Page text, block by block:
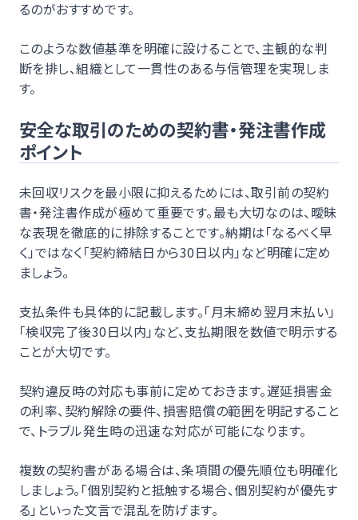
るのがおすすめです。
このような数値基準を明確に設けることで、主観的な判
断を排し、組織として一貫性のある与信管理を実現しま
す。
安全な取引のための契約書・発注書作成
ポイント
未回収リスクを最小限に抑えるためには、取引前の契約
書・発注書作成が極めて重要です。最も大切なのは、曖昧
な表現を徹底的に排除することです。納期は「なるべく早
く」ではなく「契約締結日から30日以内」など明確に定め
ましょう。
支払条件も具体的に記載します。「月末締め翌月末払い」
「検収完了後30日以内」など、支払期限を数値で明示する
ことが大切です。
契約違反時の対応も事前に定めておきます。遅延損害金
の利率、契約解除の要件、損害賠償の範囲を明記すること
で、トラブル発生時の迅速な対応が可能になります。
複数の契約書がある場合は、条項間の優先順位も明確化
しましょう。「個別契約と抵触する場合、個別契約が優先す
る」といった文言で混乱を防げます。